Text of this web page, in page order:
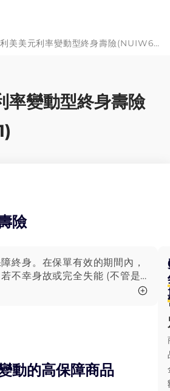
保利美美元利率變動型終身壽險(NUIW6501)-6年期
率變動型終身壽險
險
終身。在保單有效的期間內，
不幸身故或完全失能 (不管是
用擔心保費被吃掉，解約都可
值。
動的高保障商品